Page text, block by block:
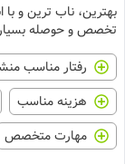
بهترین، ناب ترین و
تخصص و حوصله
رفتار مناسب
هزینه مناسب
مهارت متخصص